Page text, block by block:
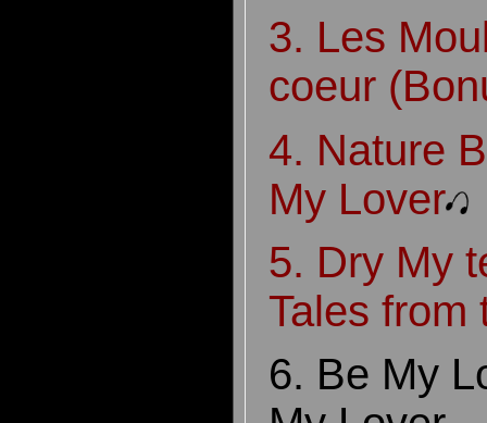
3. Les
coeur
4. Nature
My Lover
5. Dry My
Tales from
6. Be My